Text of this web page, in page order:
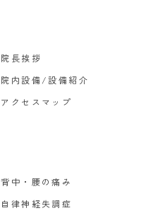
院長挨拶
院内設備/設備紹介
アクセスマップ
背中・腰の痛み
自律神経失調症